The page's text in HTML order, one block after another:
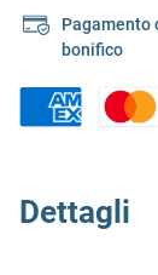
Pagamento
bonifico
Dettagli